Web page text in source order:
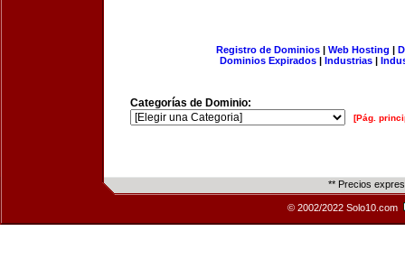
Registro de Dominios| Web Hosting |
Dominios Expirados | Industrias |
Categorías de Dominio:
[Pág.
** Precios
© 2002/2022 Solo10.com